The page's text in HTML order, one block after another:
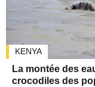
KENYA
La montée des
crocodiles des